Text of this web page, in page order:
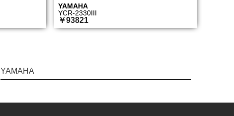
YAMAHA
YCR-2330III
￥93821
YAMAHA